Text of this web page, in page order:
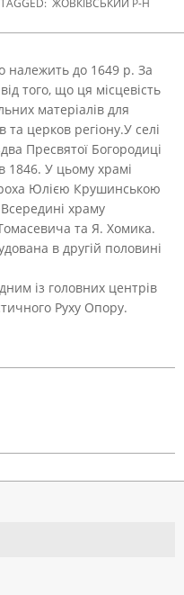
TAGGED: ЖОВКІВСЬКИЙ Р-Н
належить до 1649 р. За
того, що ця місцевість
матеріалів для
та церков регіону.У селі
Пресвятої Богородиці
1846. У цьому храмі
Юлією Крушинською
храму
та Я. Хомика.
в другій половині
із головних центрів
Руху Опору.